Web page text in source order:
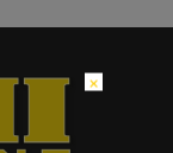
×